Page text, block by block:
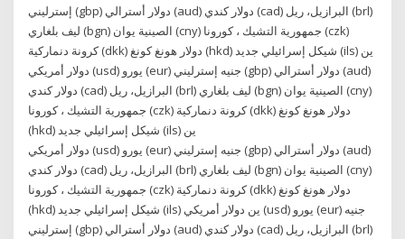
إسترليني (gbp) دولار أسترالي (aud) دولار كندي (cad) البرازيل، ريل (brl)
ليف بلغاري (bgn) الصينية يوان (cny) جمهورية التشيك ، كورونا (czk)
كرونة دنماركية (dkk) دولار هونغ كونغ (hkd) شيكل إسرائيلي جديد (ils) ين
دولار أمريكي (usd) يورو (eur) جنيه إسترليني (gbp) دولار أسترالي (aud)
دولار كندي (cad) البرازيل، ريل (brl) ليف بلغاري (bgn) الصينية يوان (cny)
جمهورية التشيك ، كورونا (czk) كرونة دنماركية (dkk) دولار هونغ كونغ
(hkd) شيكل إسرائيلي جديد (ils) ين
دولار أمريكي (usd) يورو (eur) جنيه إسترليني (gbp) دولار أسترالي (aud)
دولار كندي (cad) البرازيل، ريل (brl) ليف بلغاري (bgn) الصينية يوان (cny)
جمهورية التشيك ، كورونا (czk) كرونة دنماركية (dkk) دولار هونغ كونغ
(hkd) شيكل إسرائيلي جديد (ils) ين دولار أمريكي (usd) يورو (eur) جنيه
إسترليني (gbp) دولار أسترالي (aud) دولار كندي (cad) البرازيل، ريل (brl)